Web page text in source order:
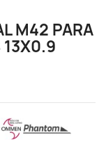
M42 PARA
13X0.9